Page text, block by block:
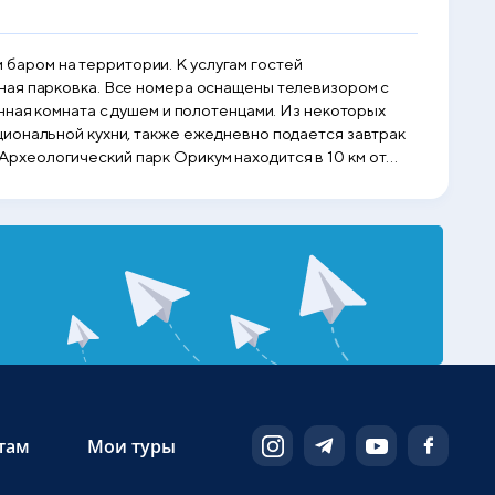
на территории. К услугам гостей
парковка. Все номера оснащены телевизором с
комната с душем и полотенцами. Из некоторых
кухни, также ежедневно подается завтрак
парк Орикум находится в 10 км от
с помощью © OpenStreetMap
Мои туры